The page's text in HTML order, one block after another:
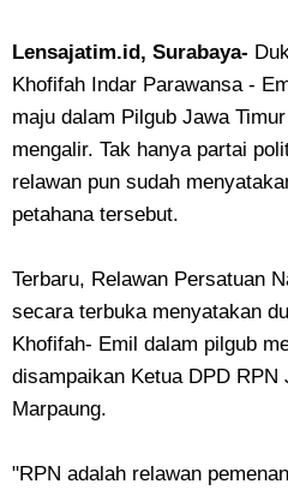
Lensajatim.id, Surabaya-
Khofifah Indar Parawansa -
maju dalam Pilgub Jawa
mengalir. Tak hanya partai
relawan pun sudah
petahana tersebut.
Terbaru, Relawan Persatuan
secara terbuka menyatakan
Khofifah- Emil dalam pilgub
disampaikan Ketua DPD RPN
Marpaung.
"RPN adalah relawan